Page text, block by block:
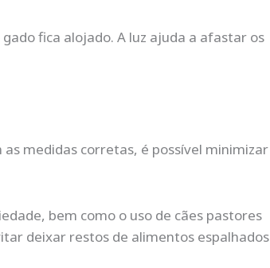
fica alojado. A luz ajuda a afastar os
medidas corretas, é possível minimizar
bem como o uso de cães pastores
deixar restos de alimentos espalhados